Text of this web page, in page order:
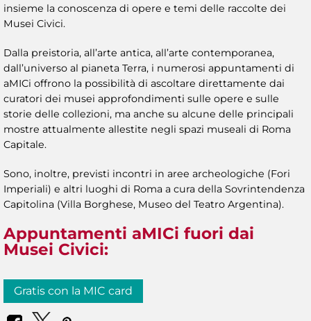
insieme la conoscenza di opere e temi delle raccolte dei
Musei Civici.
Dalla preistoria, all’arte antica, all’arte contemporanea,
dall’universo al pianeta Terra, i numerosi appuntamenti di
aMICi offrono la possibilità di ascoltare direttamente dai
curatori dei musei approfondimenti sulle opere e sulle
storie delle collezioni, ma anche su alcune delle principali
mostre attualmente allestite negli spazi museali di Roma
Capitale.
Sono, inoltre, previsti incontri in aree archeologiche (Fori
Imperiali) e altri luoghi di Roma a cura della Sovrintendenza
Capitolina (Villa Borghese, Museo del Teatro Argentina).
Appuntamenti aMICi fuori dai
Musei Civici:
Gratis con la MIC card